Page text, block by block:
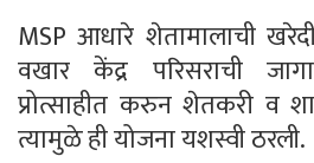
MSP आधारे शेतामालाची
वखार केंद्र परिसराची
प्रोत्साहीत करुन शेतकरी व
त्यामुळे ही योजना यशस्वी ठरली.